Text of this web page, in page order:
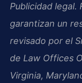
Publicidad legal.
garantizan un
revisado por el
de Law Offices
Virginia,